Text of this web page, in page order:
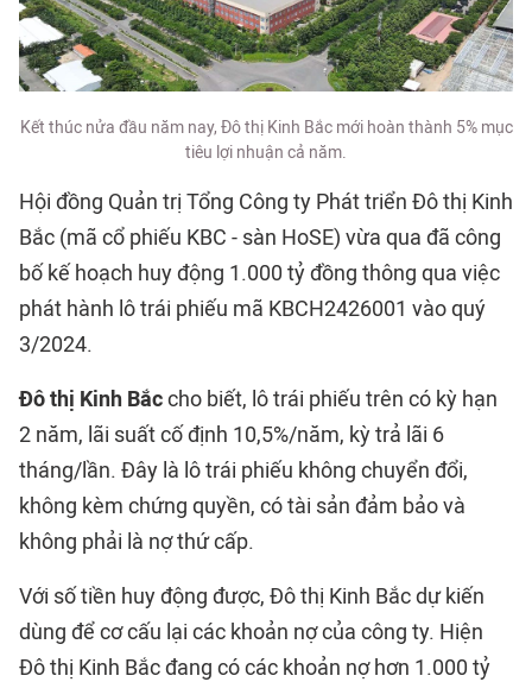
Kết thúc nửa đầu năm nay, Đô thị Kinh Bắc mới hoàn thành 5% mục
tiêu lợi nhuận cả năm.
Hội đồng Quản trị Tổng Công ty Phát triển Đô thị Kinh
Bắc (mã cổ phiếu KBC - sàn HoSE) vừa qua đã công
bố kế hoạch huy động 1.000 tỷ đồng thông qua việc
phát hành lô trái phiếu mã KBCH2426001 vào quý
3/2024.
Đô thị Kinh Bắccho biết, lô trái phiếu trên có kỳ hạn
2 năm, lãi suất cố định 10,5%/năm, kỳ trả lãi 6
tháng/lần. Đây là lô trái phiếu không chuyển đổi,
không kèm chứng quyền, có tài sản đảm bảo và
không phải là nợ thứ cấp.
Với số tiền huy động được, Đô thị Kinh Bắc dự kiến
dùng để cơ cấu lại các khoản nợ của công ty. Hiện
Đô thị Kinh Bắc đang có các khoản nợ hơn 1.000 tỷ